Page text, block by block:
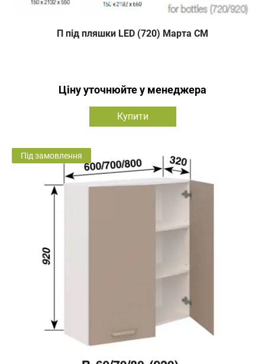
П під пляшки LED (720) Марта СМ
Ціну уточнюйте у менеджера
Купити
Під замовлення